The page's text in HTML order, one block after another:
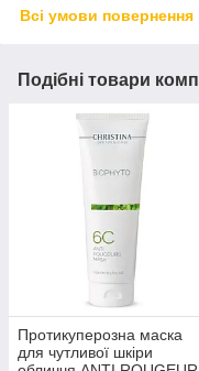
Всі умови повернення
Подібні товари
Протикуперозна маска
для чутливої ​​шкіри